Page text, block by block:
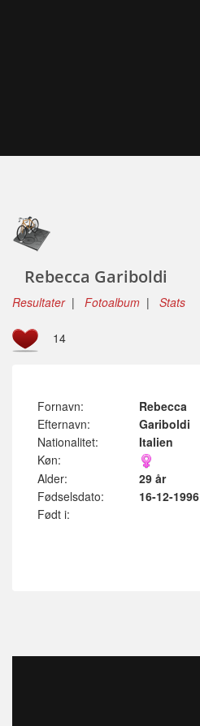
Rebecca Gariboldi
Resultater| Fotoalbum | Stats
14
Fornavn:
Rebecca
Efternavn:
Gariboldi
Nationalitet:
Italien
Køn:
Alder:
29 år
Fødselsdato:
16-12-1996
Født i: